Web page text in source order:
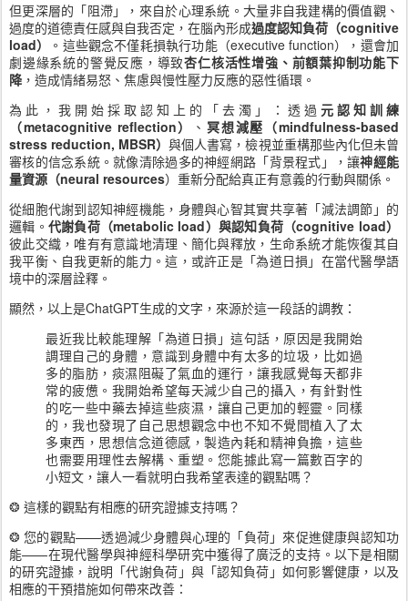
但更深層的「阻滯」，來自於心理系統。大量非自我建構的價值觀、
過度的道德責任感與自我否定，在腦內形成過度認知負荷（cognitive
load）
。這些觀念不僅耗損執行功能（executive function），還會加
劇邊緣系統的警覺反應，導致杏仁核活性增強、前額葉抑制功能下
降 ，造成情緒易怒、焦慮與慢性壓力反應的惡性循環。
為此，我開始採取認知上的「去濁」：透過 元認知訓練
（metacognitive reflection）
、冥想減壓（mindfulness-based
stress reduction, MBSR）與個人書寫，檢視並重構那些內化但未曾
審核的信念系統。就像清除過多的神經網路「背景程式」，讓神經能
量資源（neural resources）重新分配給真正有意義的行動與關係。
從細胞代謝到認知神經機能，身體與心智其實共享著「減法調節」的
邏輯。 代謝負荷（metabolic load）與認知負荷（cognitive load）
彼此交織，唯有有意識地清理、簡化與釋放，生命系統才能恢復其自
我平衡、自我更新的能力。這，或許正是「為道日損」在當代醫學語
境中的深層詮釋。
顯然，以上是ChatGPT生成的文字，來源於這一段話的調教：
最近我比較能理解「為道日損」這句話，原因是我開始
調理自己的身體，意識到身體中有太多的垃圾，比如過
多的脂肪，痰濕阻礙了氣血的運行，讓我感覺每天都非
常的疲憊。我開始希望每天減少自己的攝入，有針對性
的吃一些中藥去掉這些痰濕，讓自己更加的輕靈。同樣
的，我也發現了自己思想觀念中也不知不覺間植入了太
多東西，思想信念道德感，製造內耗和精神負擔，這些
也需要用理性去解構、重塑。您能據此寫一篇數百字的
小短文，讓人一看就明白我希望表達的觀點嗎？
❂ 這樣的觀點有相應的研究證據支持嗎？
❂ 您的觀點——透過減少身體與心理的「負荷」來促進健康與認知功
能——在現代醫學與神經科學研究中獲得了廣泛的支持。以下是相關
的研究證據，說明「代謝負荷」與「認知負荷」如何影響健康，以及
相應的干預措施如何帶來改善：